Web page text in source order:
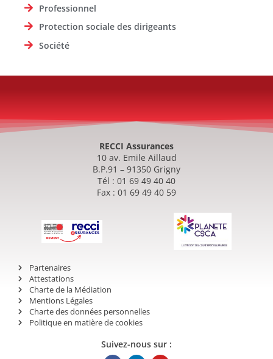
Professionnel
Protection sociale des dirigeants
Société
RECCI Assurances
10 av. Emile Aillaud
B.P.91 – 91350 Grigny
Tél : 01 69 49 40 40
Fax : 01 69 49 40 59
Partenaires
Attestations
Charte de la Médiation
Mentions Légales
Charte des données personnelles
Politique en matière de cookies
Suivez-nous sur :